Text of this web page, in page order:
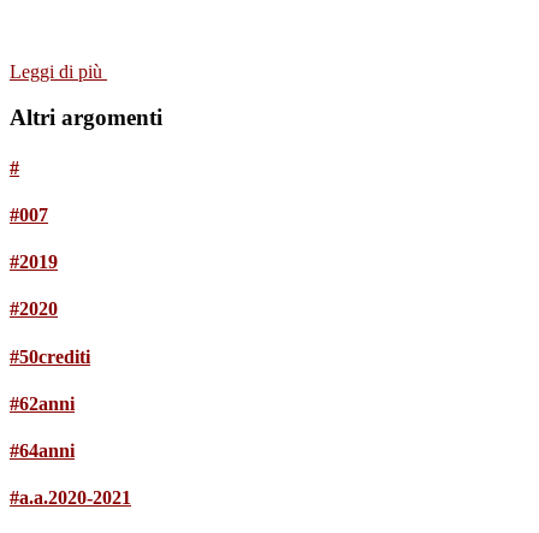
Leggi di più
Altri argomenti
#
#007
#2019
#2020
#50crediti
#62anni
#64anni
#a.a.2020-2021